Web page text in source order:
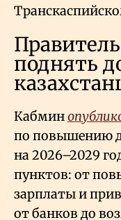
поднять
Кабмин
по повышению
на 2026–2029
пунктов: от
зарплаты и
от банков до